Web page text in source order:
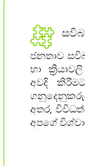
ජනතාව
හා
අවදි
අතර,
අපගේ